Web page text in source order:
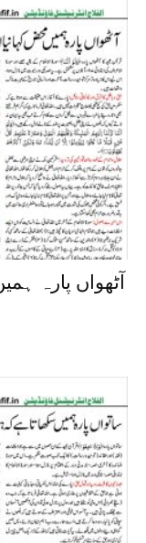
آٹھواں پارہ